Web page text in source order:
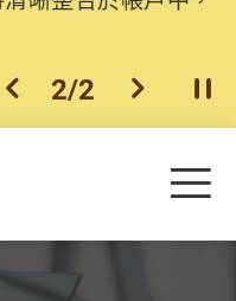
上一個
2/2 下一個開
目